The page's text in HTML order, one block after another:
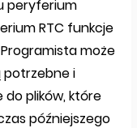
peryferium
RTC funkcje
może
potrzebne i
do plików, które
późniejszego